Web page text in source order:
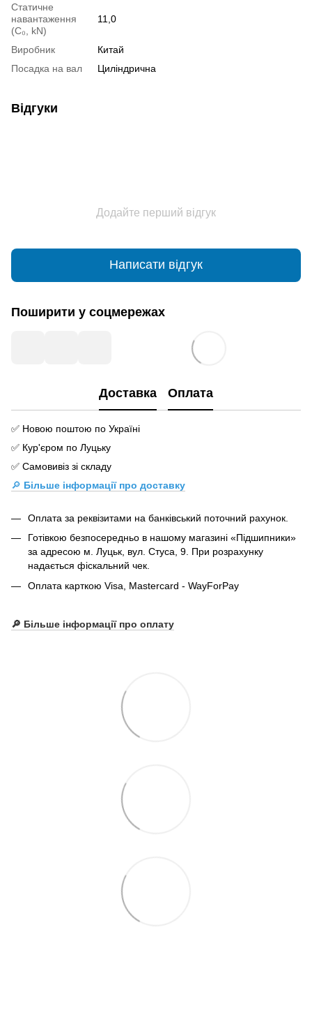
Статичне
навантаження
(С₀, kN)
11,0
Виробник
Китай
Посадка на вал
Циліндрична
Відгуки
Додайте перший відгук
Написати відгук
Поширити у соцмережах
Доставка Оплата
✅ Новою поштою по Україні
✅ Кур'єром по Луцьку
✅ Самовивіз зі складу
🔎 Більше інформації про доставку
Оплата за реквізитами на банківський поточний рахунок.
Готівкою безпосередньо в нашому магазині «Підшипники»
за адресою м. Луцьк, вул. Стуса, 9. При розрахунку
надається фіскальний чек.
Оплата карткою Visa, Mastercard - WayForPay
🔎 Більше інформації про оплату